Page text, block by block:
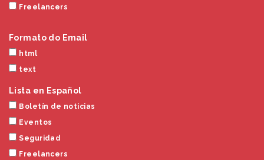
Freelancers
Formato do Email
html
text
Lista en Español
Boletín de noticias
Eventos
Seguridad
Freelancers